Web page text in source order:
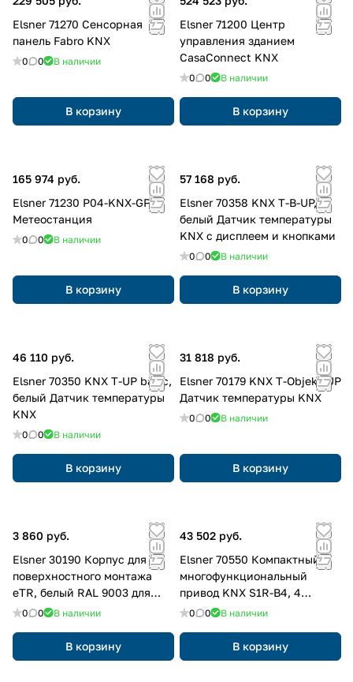
Elsner 71270 Сенсорная
панель Fabro KNX
0 0 В наличии
В корзину
Elsner 71200 Центр
управления зданием
CasaConnect KNX
0 0 В наличии
В корзину
165 974 руб.
Elsner 71230 P04-KNX-GPS
Метеостанция
0 0 В наличии
В корзину
57 168 руб.
Elsner 70358 KNX T-B-UP,
белый Датчик температуры
KNX с дисплеем и кнопками
0 0 В наличии
В корзину
46 110 руб.
Elsner 70350 KNX T-UP basic,
белый Датчик температуры
KNX
0 0 В наличии
В корзину
31 818 руб.
Elsner 70179 KNX T-Objekt-UP
Датчик температуры KNX
0 0 В наличии
В корзину
3 860 руб.
Elsner 30190 Корпус для
поверхностного монтажа
eTR, белый RAL 9003 для
поверхностного монтажа
0 0 В наличии
В корзину
43 502 руб.
Elsner 70550 Компактный
многофункциональный
привод KNX S1R-B4, 4
двоичных входа
0 0 В наличии
В корзину